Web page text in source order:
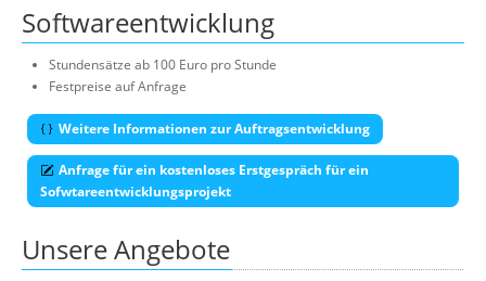
Softwareentwicklung
Stundensätze ab 100 Euro pro Stunde
Festpreise auf Anfrage
Weitere Informationen zur Auftragsentwicklung
Anfrage für ein kostenloses Erstgespräch für ein
Sofwtareentwicklungsprojekt
Unsere Angebote